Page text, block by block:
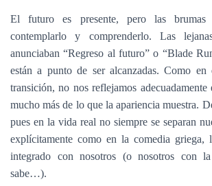
El futuro es presente, pero las brumas
contemplarlo y comprenderlo. Las
anunciaban “Regreso al futuro” o “Blade
están a punto de ser alcanzadas. Como en
transición, no nos reflejamos adecuadamente
mucho más de lo que la apariencia muestra.
pues en la vida real no siempre se separan
explícitamente como en la comedia griega,
integrado con nosotros (o nosotros con la
sabe…).